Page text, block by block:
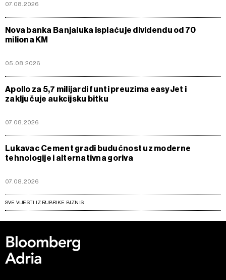
07.08.2026
Nova banka Banjaluka isplaćuje dividendu od 70
miliona KM
05.08.2026
Apollo za 5,7 milijardi funti preuzima easyJet i
zaključuje aukcijsku bitku
07.08.2026
Lukavac Cement gradi budućnost uz moderne
tehnologije i alternativna goriva
07.08.2026
SVE VIJESTI IZ RUBRIKE BIZNIS